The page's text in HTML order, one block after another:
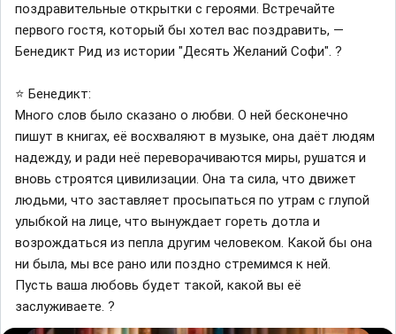
поздравительные открытки с героями. Встречайте
первого гостя, который бы хотел вас поздравить, —
Бенедикт Рид из истории "Десять Желаний Софи". ?
⭐ Бенедикт:
Много слов было сказано о любви. О ней бесконечно
пишут в книгах, её восхваляют в музыке, она даёт людям
надежду, и ради неё переворачиваются миры, рушатся и
вновь строятся цивилизации. Она та сила, что движет
людьми, что заставляет просыпаться по утрам с глупой
улыбкой на лице, что вынуждает гореть дотла и
возрождаться из пепла другим человеком. Какой бы она
ни была, мы все рано или поздно стремимся к ней.
Пусть ваша любовь будет такой, какой вы её
заслуживаете. ?